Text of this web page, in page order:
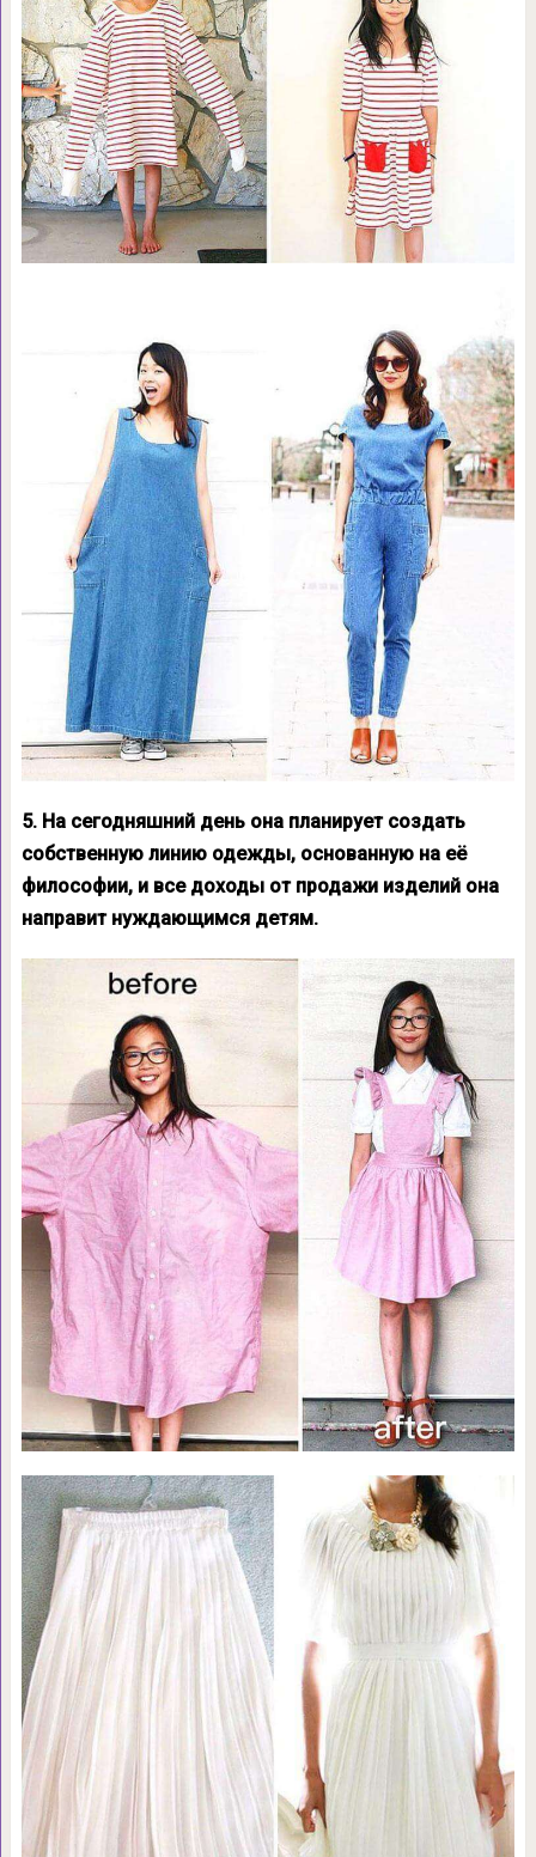
5. На сегодняшний день она планирует создать
собственную линию одежды, основанную на её
философии, и все доходы от продажи изделий она
направит нуждающимся детям.